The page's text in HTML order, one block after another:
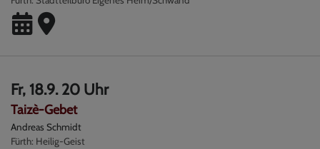
Fr, 18.9. 20 Uhr
Taizè-Gebet
Andreas Schmidt
Fürth Heilig-Geist